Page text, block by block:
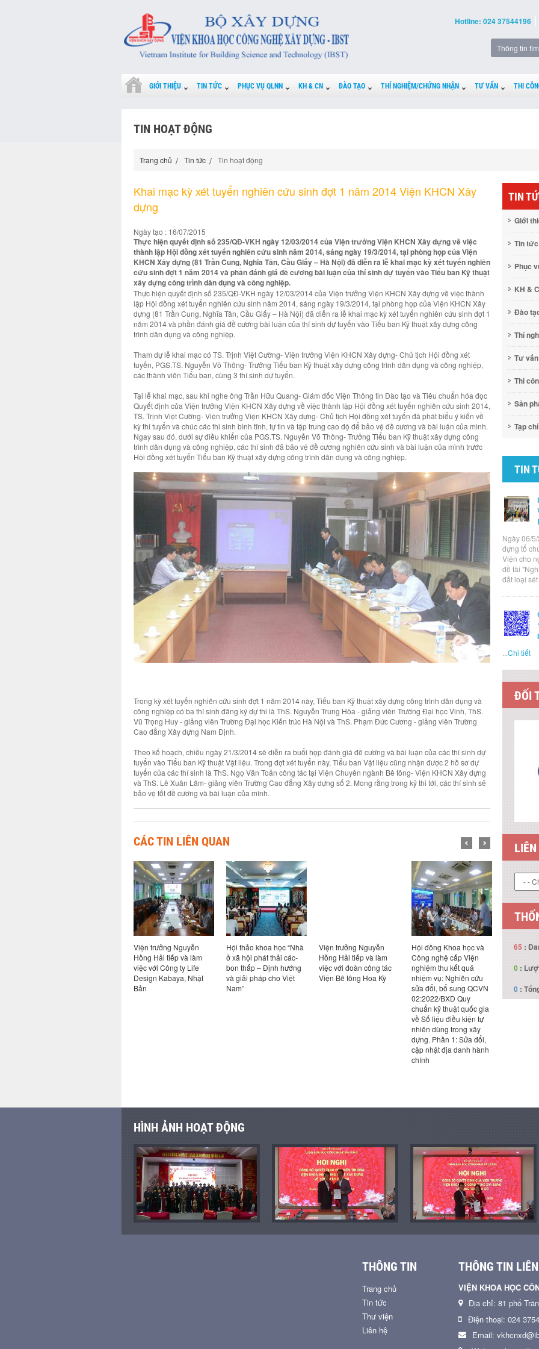
Hotline: 024 37544196
GIỚI THIỆU TIN TỨC PHỤC VỤ QLNN KH & CN ĐÀO TẠO THÍ NGHIỆM/CHỨNG NHẬN TƯ VẤN THI
TIN HOẠT ĐỘNG
Trang chủ Tin tức Tin hoạt động
Khai mạc kỳ xét tuyển nghiên cứu sinh đợt 1 năm 2014 Viện KHCN Xây
dựng
Ngày tạo : 16/07/2015
Thực hiện quyết định số 235/QĐ-VKH ngày 12/03/2014 của Viện trưởng Viện KHCN Xây dựng về việc
thành lập Hội đồng xét tuyển nghiên cứu sinh năm 2014, sáng ngày 19/3/2014, tại phòng họp của Viện
KHCN Xây dựng (81 Trần Cung, Nghĩa Tân, Cầu Giấy – Hà Nội) đã diễn ra lễ khai mạc kỳ xét tuyển nghiên
cứu sinh đợt 1 năm 2014 và phần đánh giá đề cương bài luận của thí sinh dự tuyển vào Tiểu ban Kỹ thuật
xây dựng công trình dân dụng và công nghiệp.
Thực hiện quyết định số 235/QĐ-VKH ngày 12/03/2014 của Viện trưởng Viện KHCN Xây dựng về việc thành
lập Hội đồng xét tuyển nghiên cứu sinh năm 2014, sáng ngày 19/3/2014, tại phòng họp của Viện KHCN Xây
dựng (81 Trần Cung, Nghĩa Tân, Cầu Giấy – Hà Nội) đã diễn ra lễ khai mạc kỳ xét tuyển nghiên cứu sinh đợt 1
năm 2014 và phần đánh giá đề cương bài luận của thí sinh dự tuyển vào Tiểu ban Kỹ thuật xây dựng công
trình dân dụng và công nghiệp.
Tham dự lễ khai mạc có TS. Trịnh Việt Cường- Viện trưởng Viện KHCN Xây dựng- Chủ tịch Hội đồng xét
tuyển, PGS.TS. Nguyễn Võ Thông- Trưởng Tiểu ban Kỹ thuật xây dựng công trình dân dụng và công nghiệp,
các thành viên Tiểu ban, cùng 3 thí sinh dự tuyển.
Tại lễ khai mạc, sau khi nghe ông Trần Hữu Quang- Giám đốc Viện Thông tin Đào tạo và Tiêu chuẩn hóa đọc
Quyết định của Viện trưởng Viện KHCN Xây dựng về việc thành lập Hội đồng xét tuyển nghiên cứu sinh 2014,
TS. Trịnh Việt Cường- Viện trưởng Viện KHCN Xây dựng- Chủ tịch Hội đồng xét tuyển đã phát biểu ý kiến về
kỳ thi tuyển và chúc các thi sinh bình tĩnh, tự tin và tập trung cao độ để bảo vệ đề cương và bài luận của mình.
Ngay sau đó, dưới sự điều khiển của PGS.TS. Nguyễn Võ Thông- Trưởng Tiểu ban Kỹ thuật xây dựng công
trình dân dụng và công nghiệp, các thí sinh đã bảo vệ đề cương nghiên cứu sinh và bài luận của mình trước
Hội đồng xét tuyển Tiểu ban Kỹ thuật xây dựng công trình dân dụng và công nghiệp.
Trong kỳ xét tuyển nghiên cứu sinh đợt 1 năm 2014 này, Tiểu ban Kỹ thuật xây dựng công trình dân dụng và
công nghiệp có ba thí sinh đăng ký dự thi là ThS. Nguyễn Trung Hòa - giảng viên Trường Đại học Vinh, ThS.
Vũ Trọng Huy - giảng viên Trường Đại học Kiến trúc Hà Nội và ThS. Phạm Đức Cương - giảng viên Trường
Cao đẳng Xây dựng Nam Định.
Theo kế hoạch, chiều ngày 21/3/2014 sẽ diễn ra buổi họp đánh giá đề cương và bài luận của các thí sinh dự
tuyển vào Tiểu ban Kỹ thuật Vật liệu. Trong đợt xét tuyển này, Tiểu ban Vật liệu cũng nhận được 2 hồ sơ dự
tuyển của các thí sinh là ThS. Ngọ Văn Toản công tác tại Viện Chuyên ngành Bê tông- Viện KHCN Xây dựng
và ThS. Lê Xuân Lâm- giảng viên Trường Cao đẳng Xây dựng số 2. Mong rằng trong kỹ thi tới, các thí sinh sẽ
bảo vệ tốt đề cương và bài luận của mình.
CÁC TIN LIÊN QUAN
Hội thảo khoa học “Nhà
ở xã hội phát thải các-
bon thấp – Định hướng
và giải pháp cho Việt
Viện trưởng Nguyễn
Hồng Hải tiếp và làm
việc với đoàn công tác
Viện Bê tông Hoa Kỳ
Hội đồng Khoa học và
Công nghệ cấp Viện
nghiệm thu kết quả
nhiệm vụ: Nghiên cứu
Hội thảo khoa học
“Nghiên cứu sửa đổi, bổ
sung QCVN
02:2022/BXD Quy
chuẩn kỹ thuật quốc gia
về Số liệu điều kiện tự
nhiên dùng trong xây
dựng Phần 1: sửa đổi,
cập nhật địa danh hành
chính”
Viện
việc
TIN
Giới
Tin tức
Phục
KH &
Đào
Thí
Tư vấn
Thi
Sản
Tạp chí
TIN
Ngày 06/
dựng tổ
Viện cho
đề tài
đất loại
...Chi tiết
ĐỐI
65 :
0 :
0 :
HÌNH ẢNH HOẠT ĐỘNG
THÔNG TIN
Trang chủ
Tin tức
Thư viện
Liên hệ
THÔNG TIN
VIỆN KHOA HỌC
Địa chỉ: 81 phố
Điện thoại: 024
Email: